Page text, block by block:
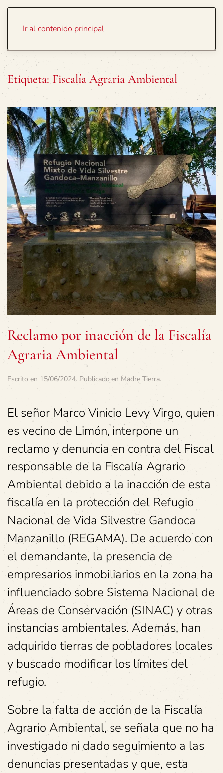
Ir al contenido principal
Etiqueta: Fiscalía Agraria Ambiental
Reclamo por inacción de la Fiscalía
Agraria Ambiental
Escrito en 15/06/2024. Publicado en Madre Tierra.
El señor Marco Vinicio Levy Virgo, quien
es vecino de Limón, interpone un
reclamo y denuncia en contra del Fiscal
responsable de la Fiscalía Agrario
Ambiental debido a la inacción de esta
fiscalía en la protección del Refugio
Nacional de Vida Silvestre Gandoca
Manzanillo (REGAMA). De acuerdo con
el demandante, la presencia de
empresarios inmobiliarios en la zona ha
influenciado sobre Sistema Nacional de
Áreas de Conservación (SINAC) y otras
instancias ambientales. Además, han
adquirido tierras de pobladores locales
y buscado modificar los límites del
refugio.
Sobre la falta de acción de la Fiscalía
Agrario Ambiental, se señala que no ha
investigado ni dado seguimiento a las
denuncias presentadas y que, esta